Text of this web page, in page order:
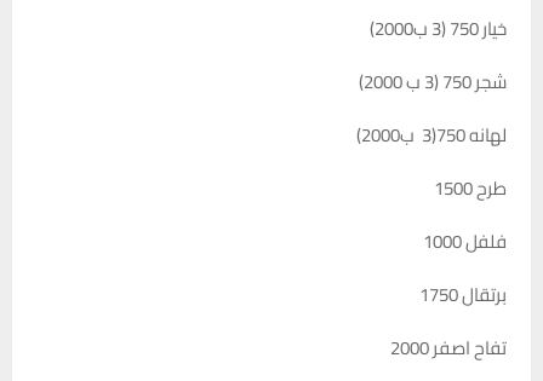
خيار 750 (3 ب2000)
شجر 750 (3 ب 2000)
لهانه 750(3 ب2000)
طرح 1500
فلفل 1000
برتقال 1750
تفاح اصفر 2000